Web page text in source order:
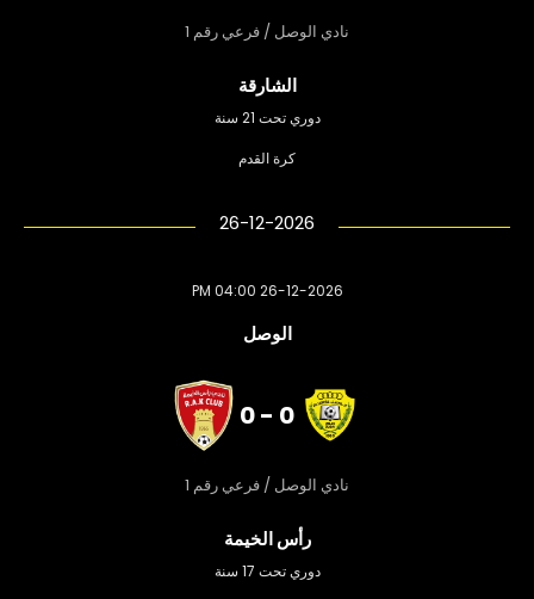
نادي الوصل / فرعي رقم 1
كرة القدم
دوري تحت 21 سنة
الشارقة
26-12-2026
26-12-2026 04:00 PM
الوصل
0 - 0
نادي الوصل / فرعي رقم 1
دوري تحت 17 سنة
رأس الخيمة